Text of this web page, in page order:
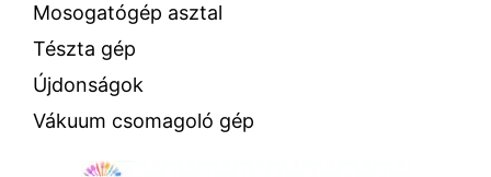
Mosogatógép asztal
Tészta gép
Újdonságok
Vákuum csomagoló gép